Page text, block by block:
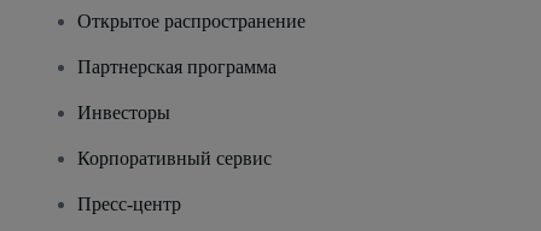
Открытое распространение
Партнерская программа
Инвесторы
Корпоративный сервис
Пресс-центр